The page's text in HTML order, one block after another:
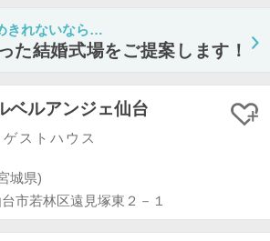
きれないなら…
た結婚式場をご提案します！
ベルアンジェ仙台
ストハウス
城県)
市若林区遠見塚東２－１